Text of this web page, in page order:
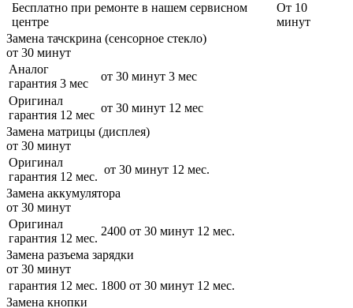
Бесплатно при ремонте в нашем сервисном
центре
От 10
минут
Замена тачскрина (сенсорное стекло)
от 30 минут
Аналог
гарантия 3 мес
от 30 минут 3 мес
Оригинал
гарантия 12 мес
от 30 минут 12 мес
Замена матрицы (дисплея)
от 30 минут
Оригинал
гарантия 12 мес.
от 30 минут 12 мес.
Замена аккумулятора
от 30 минут
Оригинал
гарантия 12 мес.
2400 от 30 минут 12 мес.
Замена разъема зарядки
от 30 минут
гарантия 12 мес. 1800 от 30 минут 12 мес.
Замена кнопки